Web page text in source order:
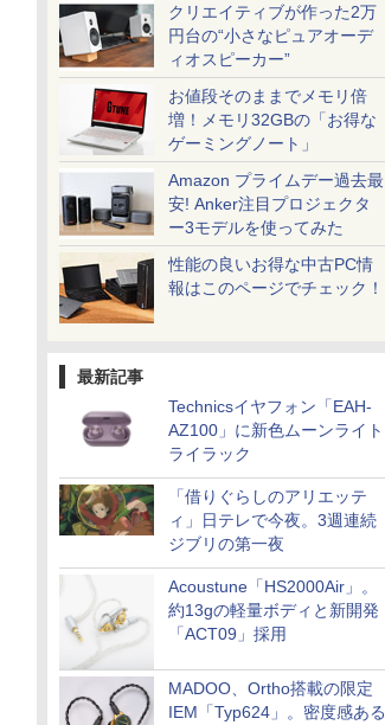
クリエイティブが作った2万
円台の“小さなピュアオーデ
ィオスピーカー”
お値段そのままでメモリ倍
増！メモリ32GBの「お得な
ゲーミングノート」
Amazon プライムデー過去最
安! Anker注目プロジェクタ
ー3モデルを使ってみた
性能の良いお得な中古PC情
報はこのページでチェック！
最新記事
Technicsイヤフォン「EAH-
AZ100」に新色ムーンライト
ライラック
「借りぐらしのアリエッテ
ィ」日テレで今夜。3週連続
ジブリの第一夜
Acoustune「HS2000Air」。
約13gの軽量ボディと新開発
「ACT09」採用
MADOO、Ortho搭載の限定
IEM「Typ624」。密度感ある